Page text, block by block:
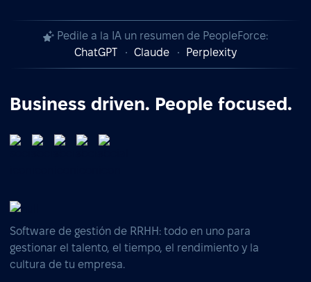
Pedile a la IA un resumen de PeopleForce:
ChatGPT
Claude Perplexity
Business driven. People focused.
Software de gestión de RRHH: todo en uno para
gestionar el talento, el tiempo, el rendimiento y la
cultura de tu empresa.